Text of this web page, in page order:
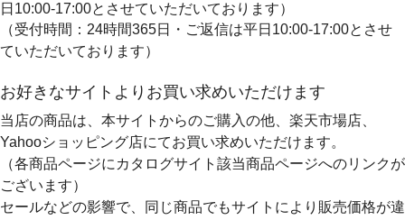
日10:00-17:00とさせていただいております）
（受付時間：24時間365日・ご返信は平日10:00-17:00とさせ
ていただいております）
お好きなサイトよりお買い求めいただけます
当店の商品は、本サイトからのご購入の他、楽天市場店、
Yahooショッピング店にてお買い求めいただけます。
（各商品ページにカタログサイト該当商品ページへのリンクが
ございます）
セールなどの影響で、同じ商品でもサイトにより販売価格が違